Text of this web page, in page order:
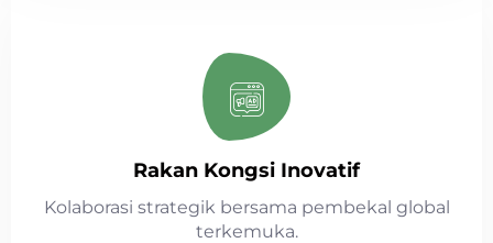
Rakan Kongsi Inovatif
Kolaborasi strategik bersama pembekal global
terkemuka.